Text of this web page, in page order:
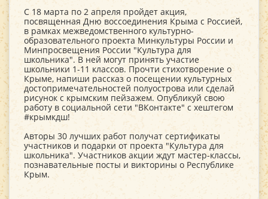
С 18 марта по 2 апреля пройдет акция,
посвященная Дню воссоединения Крыма с Россией,
в рамках межведомственного культурно-
образовательного проекта Минкультуры России и
Минпросвещения России "Культура для
школьника". В ней могут принять участие
школьники 1-11 классов. Прочти стихотворение о
Крыме, напиши рассказ о посещении культурных
достопримечательностей полуострова или сделай
рисунок с крымским пейзажем. Опубликуй свою
работу в социальной сети "ВКонтакте" с хештегом
#крымкдш!
Авторы 30 лучших работ получат сертификаты
участников и подарки от проекта "Культура для
школьника". Участников акции ждут мастер-классы,
познавательные посты и викторины о Республике
Крым.